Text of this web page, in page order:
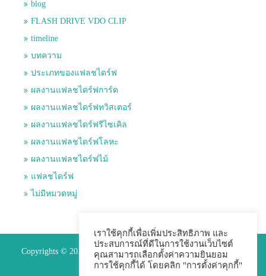
blog
FLASH DRIVE VDO CLIP
timeline
บทความ
ประเภทของแฟลชไดร์ฟ
ผลงานแฟลชไดร์ฟการ์ด
ผลงานแฟลชไดร์ฟทวิสเตอร์
ผลงานแฟลชไดร์ฟรีไซเคิล
ผลงานแฟลชไดร์ฟโลหะ
ผลงานแฟลชไดร์ฟไม้
แฟลชไดร์ฟ
ไม่มีหมวดหมู่
Copyrights © 2015 Premium Perfect Co.,ltd. All Rights Reserved.
เราใช้คุกกี้เพื่อเพิ่มประสิทธิภาพ และ
ประสบการณ์ที่ดีในการใช้งานเว็บไซต์
คุณสามารถเลือกตั้งค่าความยินยอม
การใช้คุกกี้ได้ โดยคลิก "การตั้งค่าคุกกี้"